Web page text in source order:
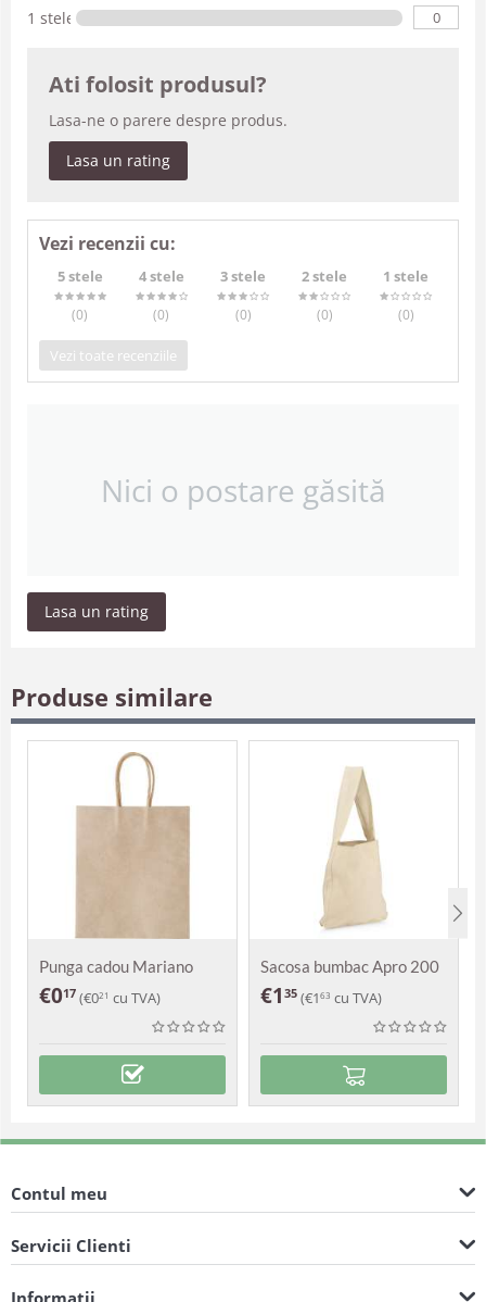
1 stele 0
Ati folosit produsul?
Lasa-ne o parere despre produs.
Lasa un rating
Vezi recenzii cu:
5 stele
(0)
4 stele
(0)
3 stele
(0)
2 stele
(0)
1 stele
(0)
Vezi toate recenziile
Nici o postare găsită
Lasa un rating
Produse similare
Punga cadou Mariano
€017 (€021 cu TVA)
Sacosa bumbac Apro 200
g
€1 35 (€1 63 cu TVA)
Contul meu
Servicii Clienti
Informatii